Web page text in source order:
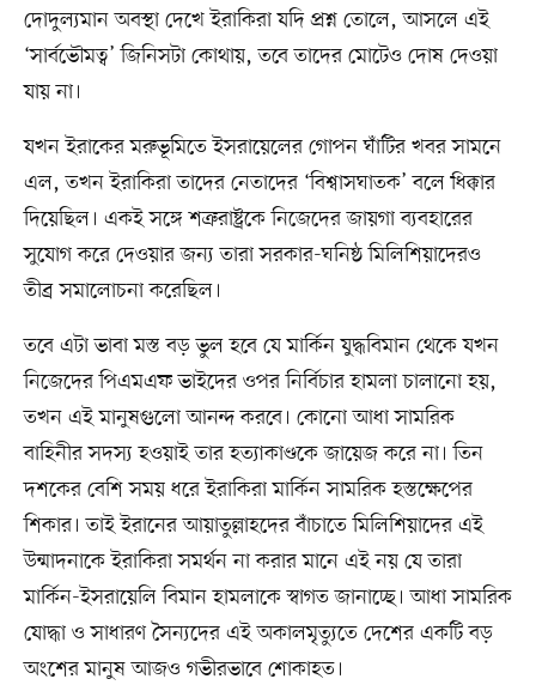
দোদুল্যমান অবস্থা দেখে ইরাকিরা যদি প্রশ্ন তোলে, আসলে এই
‘সার্বভৌমত্ব’ জিনিসটা কোথায়, তবে তাদের মোটেও দোষ দেওয়া
যায় না।
যখন ইরাকের মরুভূমিতে ইসরায়েলের গোপন ঘাঁটির খবর সামনে
এল, তখন ইরাকিরা তাদের নেতাদের ‘বিশ্বাসঘাতক’ বলে ধিক্কার
দিয়েছিল। একই সঙ্গে শত্রুরাষ্ট্রকে নিজেদের জায়গা ব্যবহারের
সুযোগ করে দেওয়ার জন্য তারা সরকার-ঘনিষ্ঠ মিলিশিয়াদেরও
তীব্র সমালোচনা করেছিল।
তবে এটা ভাবা মস্ত বড় ভুল হবে যে মার্কিন যুদ্ধবিমান থেকে যখন
নিজেদের পিএমএফ ভাইদের ওপর নির্বিচার হামলা চালানো হয়,
তখন এই মানুষগুলো আনন্দ করবে। কোনো আধা সামরিক
বাহিনীর সদস্য হওয়াই তার হত্যাকাণ্ডকে জায়েজ করে না। তিন
দশকের বেশি সময় ধরে ইরাকিরা মার্কিন সামরিক হস্তক্ষেপের
শিকার। তাই ইরানের আয়াতুল্লাহদের বাঁচাতে মিলিশিয়াদের এই
উন্মাদনাকে ইরাকিরা সমর্থন না করার মানে এই নয় যে তারা
মার্কিন-ইসরায়েলি বিমান হামলাকে স্বাগত জানাচ্ছে। আধা সামরিক
যোদ্ধা ও সাধারণ সৈন্যদের এই অকালমৃত্যুতে দেশের একটি বড়
অংশের মানুষ আজও গভীরভাবে শোকাহত।